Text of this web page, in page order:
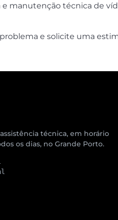
manutenção técnica de
e solicite uma
técnica, em horário
os dias, no Grande Porto.